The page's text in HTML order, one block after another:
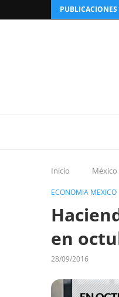
Inicio México
ECONOMIA MEXICO
en
28/09/2016